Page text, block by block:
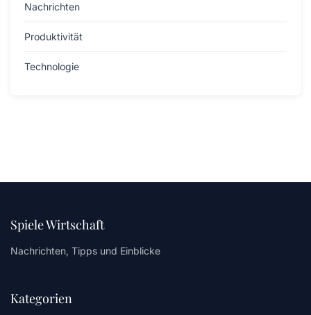
Nachrichten
Produktivität
Technologie
Spiele Wirtschaft
Nachrichten, Tipps und Einblicke
Kategorien